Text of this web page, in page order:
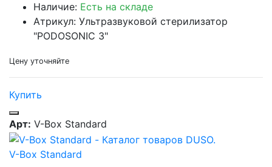
Наличие: Есть на складе
Атрикул: Ультразвуковой стерилизатор
"PODOSONIC 3"
Цену уточняйте
Купить
Арт: V-Box Standard
V-Box Standard